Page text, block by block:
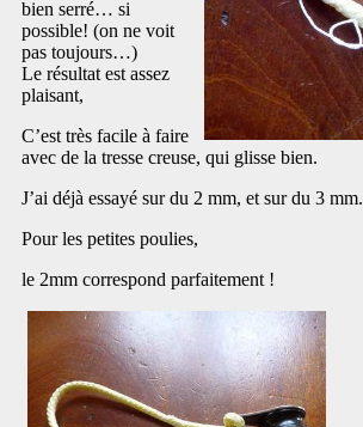
bien serré… si
possible! (on ne voit
pas toujours…)
Le résultat est assez
plaisant,
C’est très facile à faire
avec de la tresse creuse, qui glisse bien.
J’ai déjà essayé sur du 2 mm, et sur du 3 mm.
Pour les petites poulies,
le 2mm correspond parfaitement !